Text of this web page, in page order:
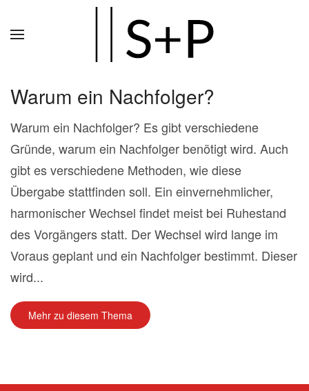
Warum ein Nachfolger?
Warum ein Nachfolger? Es gibt verschiedene
Gründe, warum ein Nachfolger benötigt wird. Auch
gibt es verschiedene Methoden, wie diese
Übergabe stattfinden soll. Ein einvernehmlicher,
harmonischer Wechsel findet meist bei Ruhestand
des Vorgängers statt. Der Wechsel wird lange im
Voraus geplant und ein Nachfolger bestimmt. Dieser
wird...
Mehr zu diesem Thema